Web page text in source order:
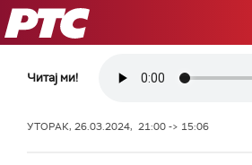
РТС
Читај ми!
УТОРАК, 26.03.2024, 21:00 -> 15:06